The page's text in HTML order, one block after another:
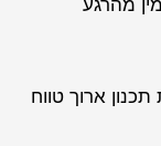
מהרגע
ארוך טווח